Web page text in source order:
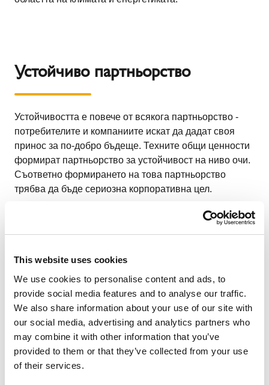
This website uses cookies
We use cookies to personalise content and ads, to
provide social media features and to analyse our traffic.
We also share information about your use of our site with
our social media, advertising and analytics partners who
may combine it with other information that you’ve
provided to them or that they’ve collected from your use
of their services.
Устойчиво партньорство
Устойчивостта е повече от всякога партньорство -
потребителите и компаниите искат да дадат своя
принос за по-добро бъдеще. Техните общи ценности
формират партньорство за устойчивост на ниво очи.
Съответно формирането на това партньорство
трябва да бъде сериозна корпоративна цел.
Как Schiedel запазва бъдещето